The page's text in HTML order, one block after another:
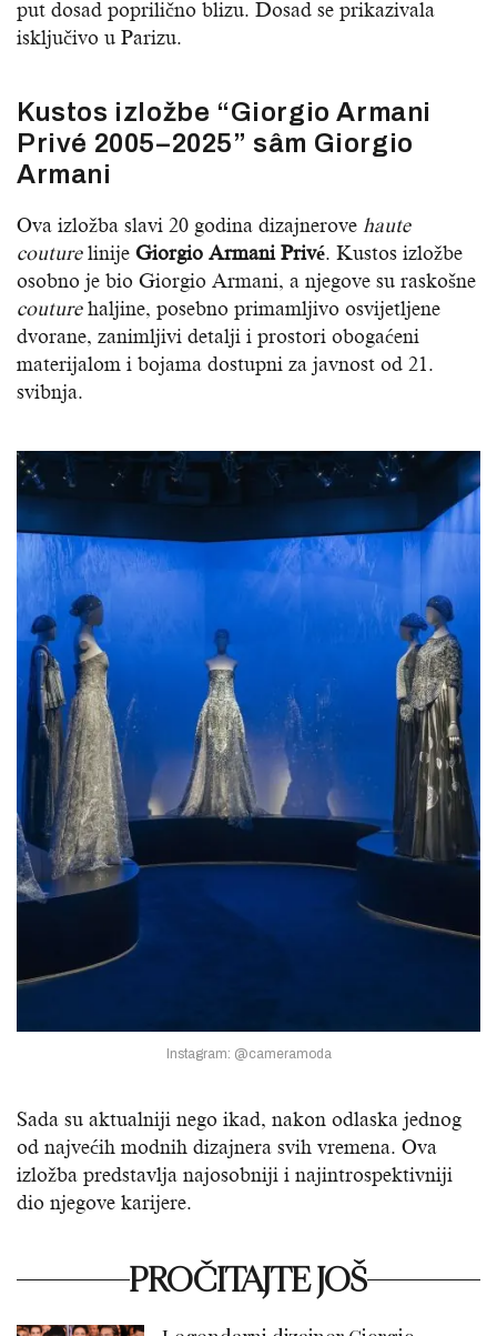
put dosad poprilično blizu. Dosad se prikazivala
isključivo u Parizu.
Kustos izložbe “Giorgio Armani
Privé 2005–2025” sâm Giorgio
Armani
Ova izložba slavi 20 godina dizajnerove haute
couturelinije Giorgio Armani Privé. Kustos izložbe
osobno je bio Giorgio Armani, a njegove su raskošne
couturehaljine, posebno primamljivo osvijetljene
dvorane, zanimljivi detalji i prostori obogaćeni
materijalom i bojama dostupni za javnost od 21.
svibnja.
Instagram: @cameramoda
Sada su aktualniji nego ikad, nakon odlaska jednog
od najvećih modnih dizajnera svih vremena. Ova
izložba predstavlja najosobniji i najintrospektivniji
dio njegove karijere.
PROČITAJTE JOŠ